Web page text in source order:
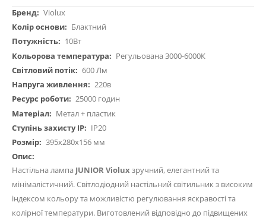
Докладніше
Violux
Блактний
10Вт
Регульована 3000-6000К
600 Лм
220в
25000 годин
Метал + пластик
IP20
395х280х156 мм
Настільна лампа JUNIOR Violux зручний, елегантний та
мінімалістичний. Світлодіодний настільний світильник з високим
індексом кольору та можливістю регулювання яскравості та
колірної температури. Виготовлений відповідно до підвищених